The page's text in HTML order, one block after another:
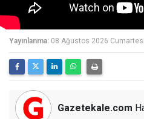
Yayınlanma: 08 Ağustos 2026
Gazetekale.com